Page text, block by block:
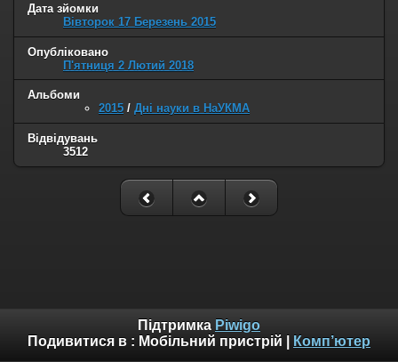
Дата зйомки
Вівторок 17 Березень 2015
Опубліковано
П'ятниця 2 Лютий 2018
Альбоми
2015 / Дні науки в НаУКМА
Відвідувань
3512
Підтримка Piwigo
Подивитися в : Мобільний пристрій Комп’ютер